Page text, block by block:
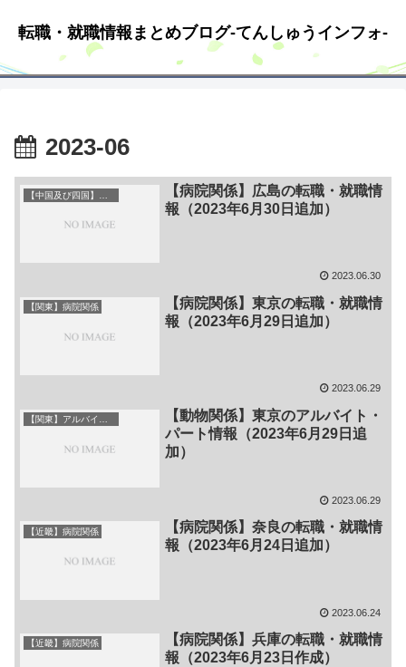
転職・就職情報まとめブログ-てんしゅうインフォ-
2023-06
【病院関係】広島の転職・就職情
報（2023年6月30日追加）
2023.06.30
【関東】病院関係
【病院関係】東京の転職・就職情
報（2023年6月29日追加）
2023.06.29
【動物関係】東京のアルバイト・
パート情報（2023年6月29日追
加）
2023.06.29
【近畿】病院関係
【病院関係】奈良の転職・就職情
報（2023年6月24日追加）
2023.06.24
【近畿】病院関係
【病院関係】兵庫の転職・就職情
報（2023年6月23日作成）